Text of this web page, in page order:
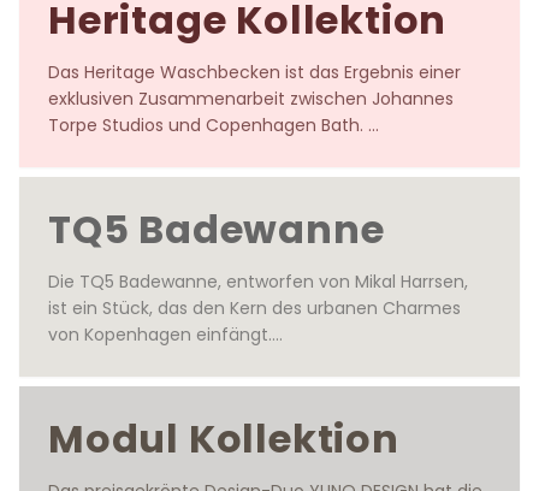
Entworfen von Johannes Torpe Studios
Heritage Kollektion
Das Heritage Waschbecken ist das Ergebnis einer
exklusiven Zusammenarbeit zwischen Johannes
Torpe Studios und Copenhagen Bath.
Entworfen von Johannes Torpe Studios
TQ5 Badewanne
Die TQ5 Badewanne, entworfen von Mikal Harrsen,
ist ein Stück, das den Kern des urbanen Charmes
von Kopenhagen einfängt.
Entworfen von Mikal Harrsen
Modul Kollektion